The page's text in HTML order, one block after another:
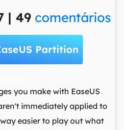
| 49 comentários
Partition
you make with EaseUS
immediately applied to
easier to play out what